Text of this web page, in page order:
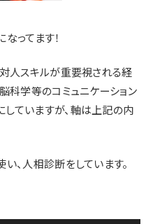
なってます！
人スキルが重要視される経
科学等のコミュニケーション
ていますが、軸は上記の内
、人相診断をしています。